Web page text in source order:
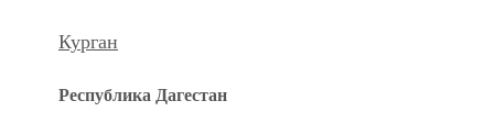
Курган
Республика Дагестан